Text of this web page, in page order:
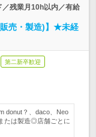
残業月10h以内／有給
売・製造)】★未経
第二新卒歓迎
donut？、daco、Neo
たは製造◎店舗ごとに